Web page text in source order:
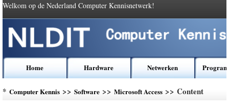
Welkom op de Nederland Computer Kennisnetwerk!
Home Hardware Netwerken
* Computer Kennis >> Software >> Microsoft Access >> Content